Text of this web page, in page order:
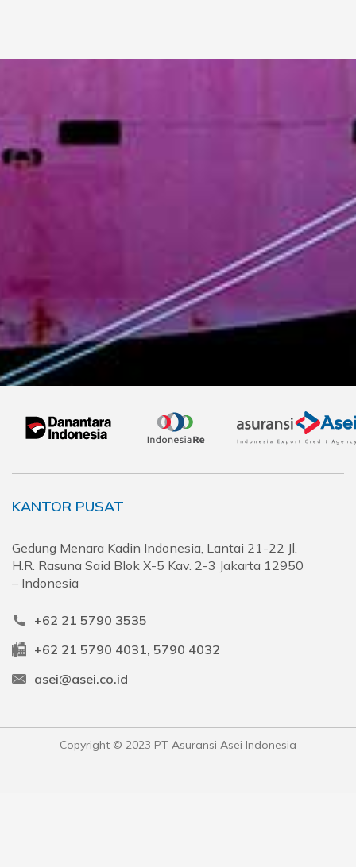
KANTOR PUSAT
Gedung Menara Kadin Indonesia, Lantai 21-22 Jl.
H.R. Rasuna Said Blok X-5 Kav. 2-3 Jakarta 12950
– Indonesia
+62 21 5790 3535
+62 21 5790 4031, 5790 4032
asei@asei.co.id
Copyright © 2023 PT Asuransi Asei Indonesia